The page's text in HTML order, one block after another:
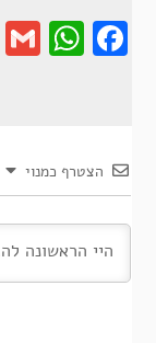
Gmail
הצטרף כמנוי